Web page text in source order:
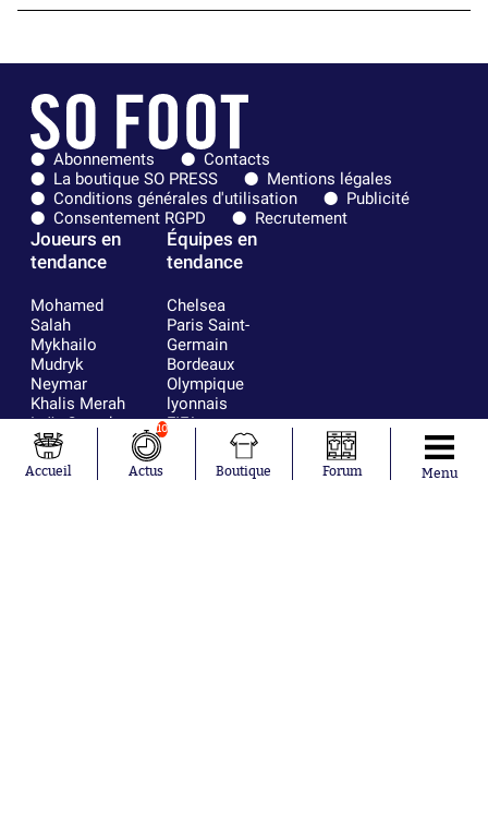
Abonnements
Contacts
La boutique SO PRESS
Mentions légales
Conditions générales d'utilisation
Publicité
Consentement RGPD
Recrutement
Joueurs en
tendance
Mohamed
Salah
Mykhailo
Mudryk
Neymar
Khalis Merah
Loïs Openda
Moussa
Niakhaté
Nicolás
Équipes en
tendance
Chelsea
Paris Saint-
Germain
Bordeaux
Olympique
lyonnais
FIFA
Real Madrid
RC Strasbourg
AC Milan
Accueil
10
Actus Boutique Forum Menu